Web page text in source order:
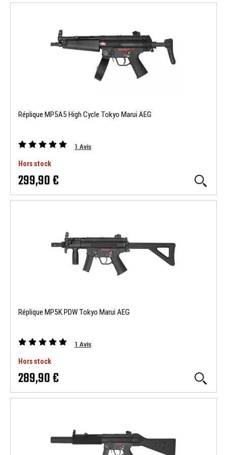
Réplique MP5A5 High Cycle Tokyo Marui AEG
1 Avis
Hors stock
299,90 €
Réplique MP5K PDW Tokyo Marui AEG
1 Avis
Hors stock
289,90 €